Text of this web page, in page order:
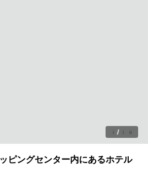
1 / 18
ピングセンター内にあるホテル